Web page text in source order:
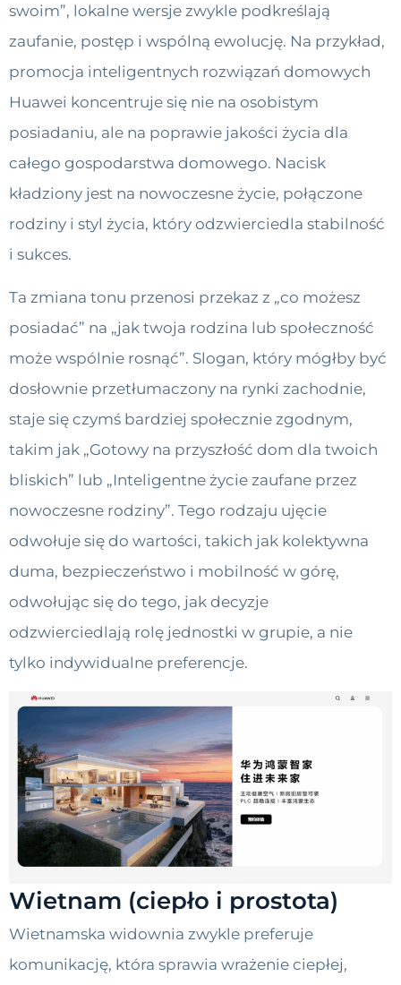
swoim”, lokalne wersje zwykle podkreślają
zaufanie, postęp i wspólną ewolucję. Na przykład,
promocja inteligentnych rozwiązań domowych
Huawei koncentruje się nie na osobistym
posiadaniu, ale na poprawie jakości życia dla
całego gospodarstwa domowego. Nacisk
kładziony jest na nowoczesne życie, połączone
rodziny i styl życia, który odzwierciedla stabilność
i sukces.
Ta zmiana tonu przenosi przekaz z „co możesz
posiadać” na „jak twoja rodzina lub społeczność
może wspólnie rosnąć”. Slogan, który mógłby być
dosłownie przetłumaczony na rynki zachodnie,
staje się czymś bardziej społecznie zgodnym,
takim jak „Gotowy na przyszłość dom dla twoich
bliskich” lub „Inteligentne życie zaufane przez
nowoczesne rodziny”. Tego rodzaju ujęcie
odwołuje się do wartości, takich jak kolektywna
duma, bezpieczeństwo i mobilność w górę,
odwołując się do tego, jak decyzje
odzwierciedlają rolę jednostki w grupie, a nie
tylko indywidualne preferencje.
Wietnam (ciepło i prostota)
Wietnamska widownia zwykle preferuje
komunikację, która sprawia wrażenie ciepłej,